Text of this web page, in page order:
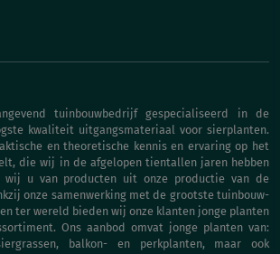
tuinbouwbedrijf gespecialiseerd in de
kwaliteit uitgangsmateriaal voor sierplanten.
en theoretische kennis en ervaring op het
die wij in de afgelopen tientallen jaren hebben
wij u van producten uit onze productie van de
onze samenwerking met de grootste tuinbouw-
ter wereld bieden wij onze klanten jonge planten
Ons aanbod omvat jonge planten van:
balkon- en perkplanten, maar ook